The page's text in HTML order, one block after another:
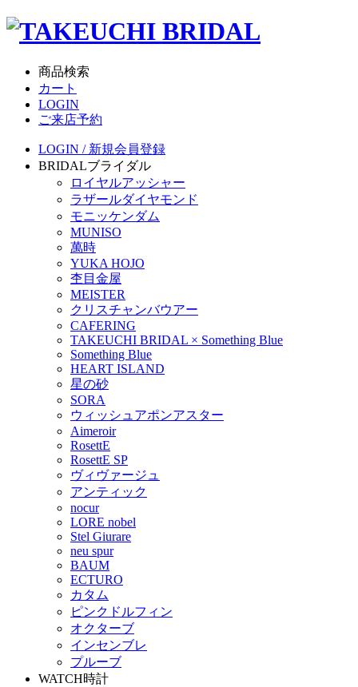
商品検索
カート
LOGIN
ご来店予約
LOGIN / 新規会員登録
BRIDALブライダル
ロイヤルアッシャー
ラザールダイヤモンド
モニッケンダム
MUNISO
萬時
YUKA HOJO
杢目金屋
MEISTER
クリスチャンバウアー
CAFERING
TAKEUCHI BRIDAL × Something Blue
Something Blue
HEART ISLAND
星の砂
SORA
ウィッシュアポンアスター
Aimeroir
RosettE
RosettE SP
ヴィヴァージュ
アンティック
nocur
LORE nobel
Stel Giurare
neu spur
BAUM
ECTURO
カタム
ピンクドルフィン
オクターブ
インセンブレ
プルーブ
WATCH時計